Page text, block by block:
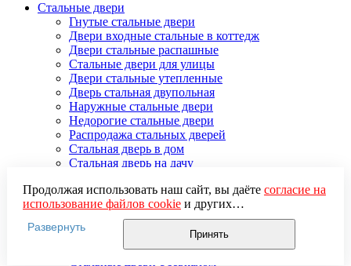
Стальные двери
Гнутые стальные двери
Двери входные стальные в коттедж
Двери стальные распашные
Стальные двери для улицы
Двери стальные утепленные
Дверь стальная двупольная
Наружные стальные двери
Недорогие стальные двери
Распродажа стальных дверей
Стальная дверь в дом
Стальная дверь на дачу
Стальные входные двери в квартиру
Стальные двери в подъезд
Стальные двери внутреннего открывания
Стальные двери массив
Стальные двери мдф
Продолжая использовать наш сайт, вы даёте согласие на
использование файлов cookieи других
пользовательских данных (включая IP-адрес, сведения о
местоположении, устройстве, действиях на сайте и т. п.)
для функционирования сайта, проведения
Развернуть
Принять